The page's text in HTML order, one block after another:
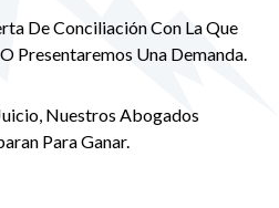
De Conciliación Con La Que
Presentaremos Una Demanda.
Nuestros Abogados
Para Ganar.